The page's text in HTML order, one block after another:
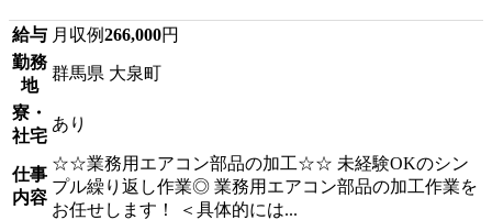
給与 月収例266,000円
勤務
地
群馬県 大泉町
寮・
社宅
あり
仕事
内容
☆☆業務用エアコン部品の加工☆☆ 未経験OKのシン
プル繰り返し作業◎ 業務用エアコン部品の加工作業を
お任せします！ ＜具体的には...